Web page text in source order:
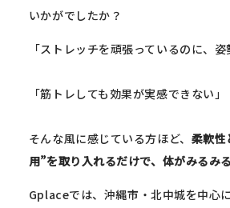
いかがでしたか？
「ストレッチを頑張っているのに、姿
「筋トレしても効果が実感できない」
そんな風に感じている方ほど、 柔軟性
用”を取り入れるだけで、体がみるみ
Gplaceでは、沖縄市・北中城を中心に